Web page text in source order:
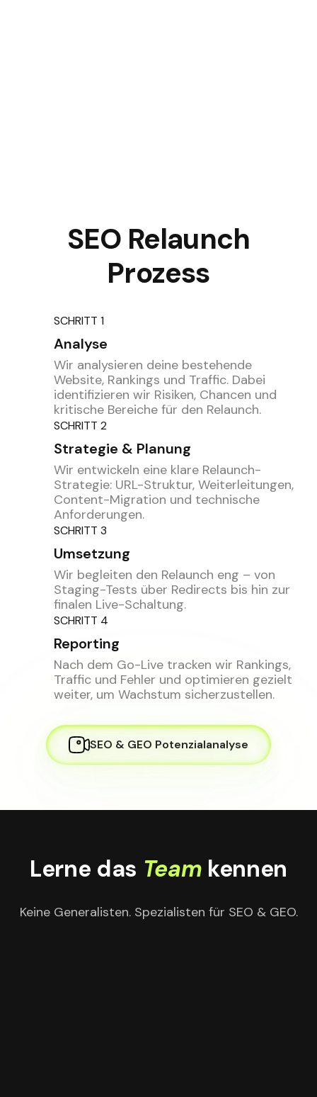
SEO Relaunch
Prozess
SCHRITT 1
Analyse
Wir analysieren deine bestehende
Website, Rankings und Traffic. Dabei
identifizieren wir Risiken, Chancen und
kritische Bereiche für den Relaunch.
SCHRITT 2
Strategie & Planung
Wir entwickeln eine klare Relaunch-
Strategie: URL-Struktur, Weiterleitungen,
Content-Migration und technische
Anforderungen.
SCHRITT 3
Umsetzung
Wir begleiten den Relaunch eng – von
Staging-Tests über Redirects bis hin zur
finalen Live-Schaltung.
SCHRITT 4
Reporting
Nach dem Go-Live tracken wir Rankings,
Traffic und Fehler und optimieren gezielt
weiter, um Wachstum sicherzustellen.
SEO & GEO Potenzialanalyse
Lerne das Team kennen
Keine Generalisten. Spezialisten für SEO & GEO.